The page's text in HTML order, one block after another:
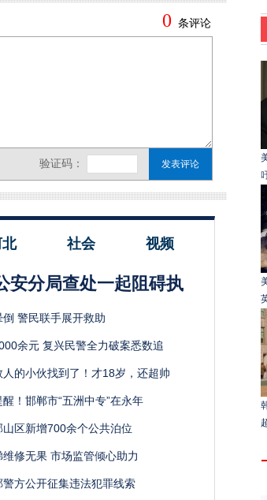
社会 视频
安分局查处一起阻碍执
警民联手展开救助
余元 复兴民警全力破案悉数追
的小伙找到了！才18岁，还超帅
！邯郸市“五洲中专”在永年
山区新增700余个公共泊位
修无果 市场监管倾心助力
方公开征集违法犯罪线索